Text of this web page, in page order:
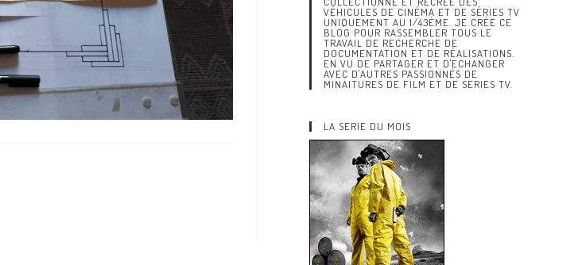
VÉHICULES DE CINÉMA ET DE SÉRIES TV
UNIQUEMENT AU 1/43ÈME. JE CRÉE CE
BLOG POUR RASSEMBLER TOUS LE
TRAVAIL DE RECHERCHE DE
DOCUMENTATION ET DE RÉALISATIONS.
EN VU DE PARTAGER ET D'ECHANGER
AVEC D'AUTRES PASSIONNÉS DE
MINAITURES DE FILM ET DE SERIES TV.
LA SERIE DU MOIS